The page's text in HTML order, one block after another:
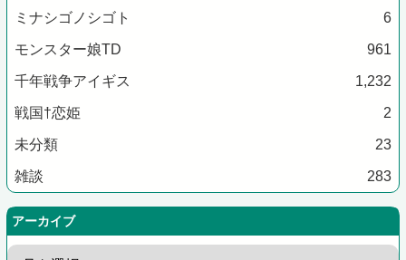
ミナシゴノシゴト 6
モンスター娘TD 961
千年戦争アイギス 1,232
戦国†恋姫 2
未分類 23
雑談 283
アーカイブ